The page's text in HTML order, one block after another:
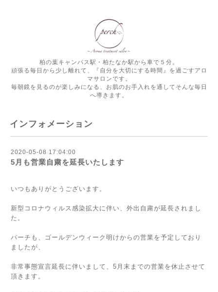
柏の葉キャンパス駅・柏たなか駅から車で５分。
頑張る毎日から少し離れて、『自分を大切にする時間』を過ごすアロ
マサロンです。
毎朝鏡を見るのが楽しみになる、お肌のお手入れを通してそんな毎日
へ導きます。
インフォメーション
2020-05-08 17:04:00
5月も営業自粛を延長いたします
いつもありがとうございます。
新型コロナウィルス感染拡大に伴い、外出自粛が延長されまし
た。
パーチも、ゴールデンウィーク明けからの営業を予定しており
ましたが、
非常事態宣言延長に伴いまして、5月末までの営業を休止させて
頂きます。